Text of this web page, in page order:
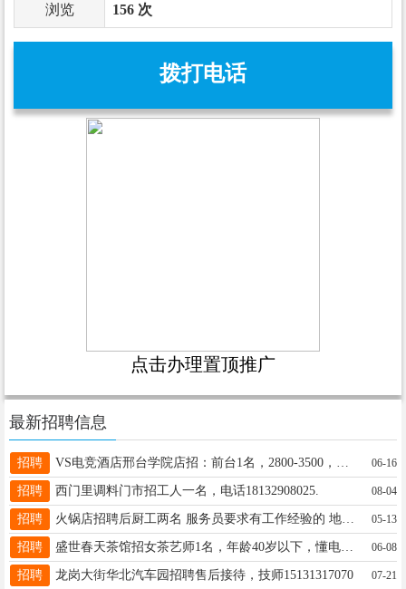
浏览 156 次
拨打电话
点击办理置顶推广
最新招聘信息
招聘 06-16
招聘 西门里调料门市招工人一名，电话18132908025. 08-04
招聘 火锅店招聘后厨工两名 服务员要求有工作经验的 地址元街 事儿多的勿扰 联系电话13247450928 05-13
招聘 盛世春天茶馆招女茶艺师1名，年龄40岁以下，懂电脑。保底工资3500元有提成18730995555 06-08
招聘 龙岗大街华北汽车园招聘售后接待，技师15131317070 07-21